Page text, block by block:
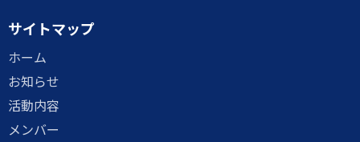
サイトマップ
ホーム
お知らせ
活動内容
メンバー